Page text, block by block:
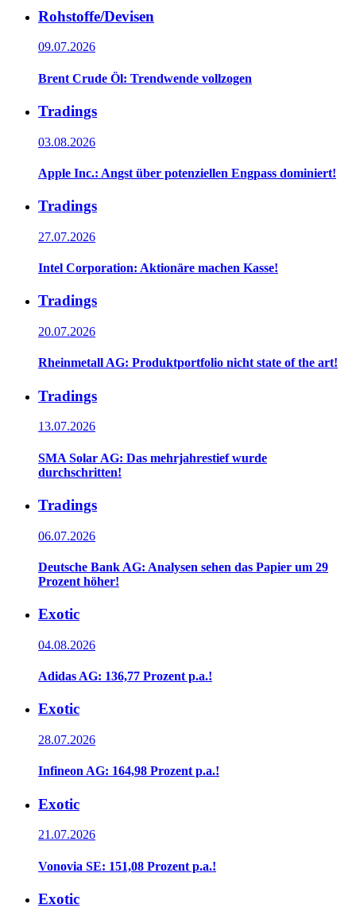
Rohstoffe/Devisen
09.07.2026
Brent Crude Öl: Trendwende vollzogen
Tradings
03.08.2026
Apple Inc.: Angst über potenziellen Engpass dominiert!
Tradings
27.07.2026
Intel Corporation: Aktionäre machen Kasse!
Tradings
20.07.2026
Rheinmetall AG: Produktportfolio nicht state of the art!
Tradings
13.07.2026
SMA Solar AG: Das mehrjahrestief wurde
durchschritten!
Tradings
06.07.2026
Deutsche Bank AG: Analysen sehen das Papier um 29
Prozent höher!
Exotic
04.08.2026
Adidas AG: 136,77 Prozent p.a.!
Exotic
28.07.2026
Infineon AG: 164,98 Prozent p.a.!
Exotic
21.07.2026
Vonovia SE: 151,08 Prozent p.a.!
Exotic